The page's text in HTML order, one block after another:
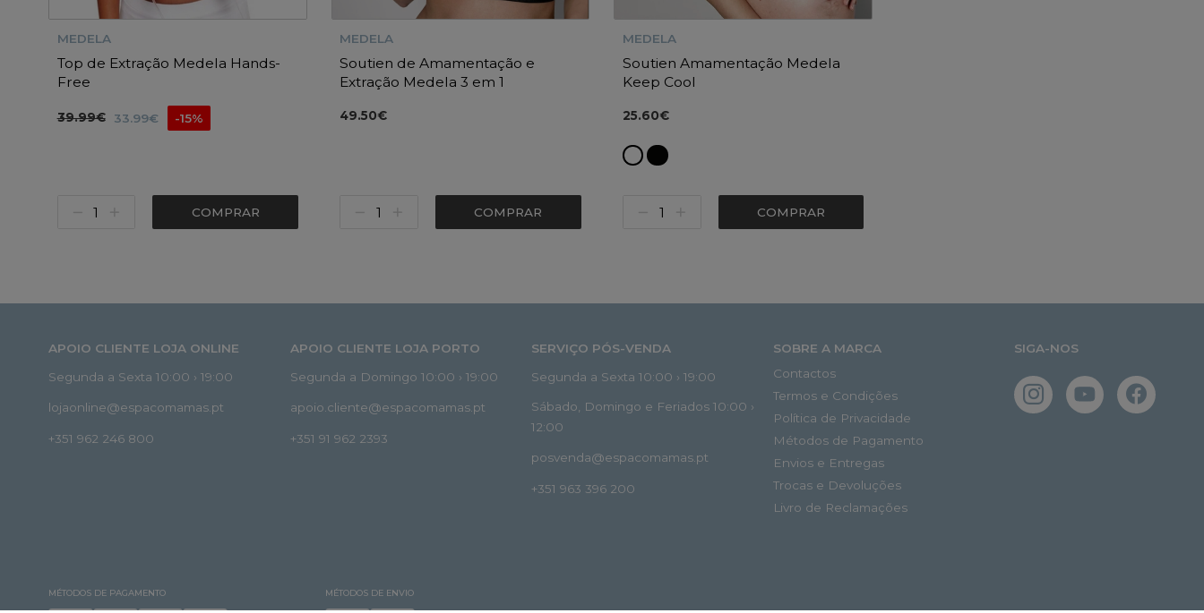
MEDELA
Top de Extração Medela Hands-
Free
39.99€ 33.99€ -15%
COMPRAR
MEDELA
Soutien de Amamentação e
Extração Medela 3 em 1
49.50€
COMPRAR
MEDELA
Soutien Amamentação Medela
Keep Cool
25.60€
COMPRAR
APOIO CLIENTE LOJA ONLINE
Segunda a Sexta 10:00 › 19:00
lojaonline@espacomamas.pt
+351 962 246 800
APOIO CLIENTE LOJA PORTO
Segunda a Domingo 10:00 › 19:00
apoio.cliente@espacomamas.pt
+351 91 962 2393
SERVIÇO PÓS-VENDA
Segunda a Sexta 10:00 › 19:00
Sábado, Domingo e Feriados 10:00 ›
12:00
posvenda@espacomamas.pt
+351 963 396 200
SOBRE A MARCA
Contactos
Termos e Condições
Política de Privacidade
Métodos de Pagamento
Envios e Entregas
Trocas e Devoluções
Livro de Reclamações
SIGA-NOS
MÉTODOS DE PAGAMENTO MÉTODOS DE ENVIO